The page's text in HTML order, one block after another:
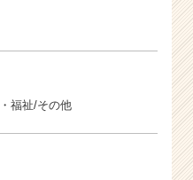
福祉/その他